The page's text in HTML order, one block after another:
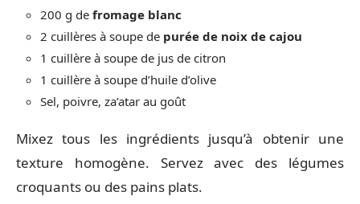
200 g de fromage blanc
2 cuillères à soupe de purée de noix de cajou
1 cuillère à soupe de jus de citron
1 cuillère à soupe d’huile d’olive
Sel, poivre, za’atar au goût
Mixez tous les ingrédients jusqu’à obtenir une
texture homogène. Servez avec des légumes
croquants ou des pains plats.